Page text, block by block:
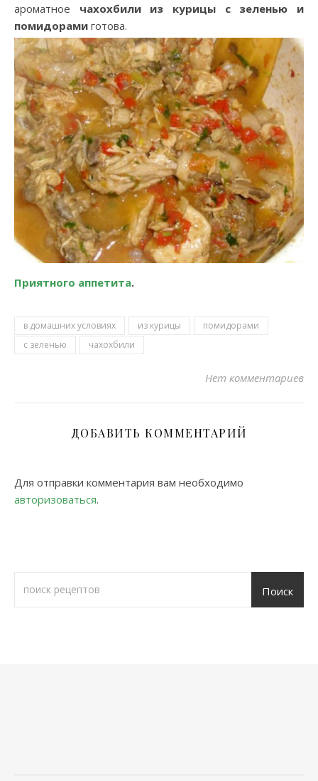
ароматное чахохбили из курицы с зеленью и
помидорами готова.
Приятного аппетита.
в домашних условиях из курицы
помидорами
с зеленью
чахохбили
Нет комментариев
ДОБАВИТЬ КОММЕНТАРИЙ
Для отправки комментария вам необходимо
авторизоваться.
Поиск